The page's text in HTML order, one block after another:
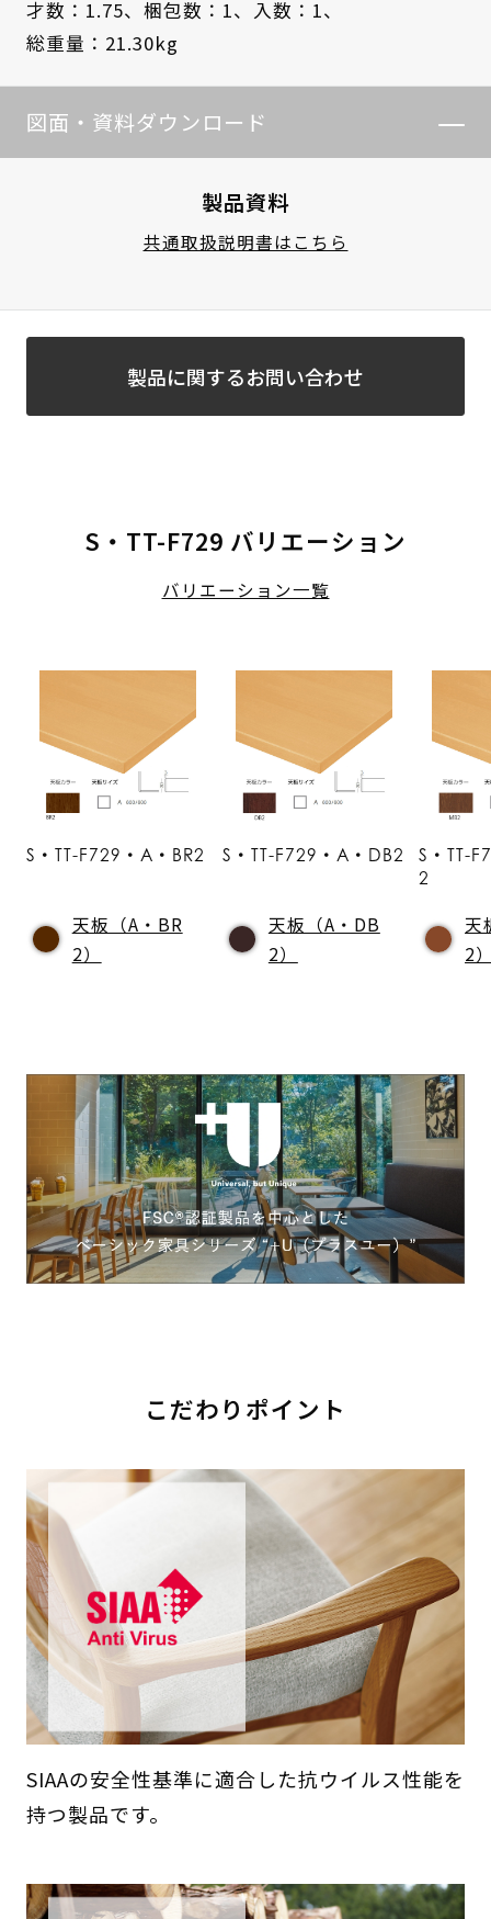
才数：1.75、 梱包数：1、
入数：1、
総重量：21.30kg
図面・資料ダウンロード
製品資料
共通取扱説明書はこちら
製品に関するお問い合わせ
S・TT-F729 バリエーション
バリエーション一覧
S・TT-F729・A・BR2
天板（A・BR
2）
S・TT-F729・A・DB2
天板（A・DB
2）
S・TT-
2
天
2
こだわりポイント
SIAAの安全性基準に適合した抗ウイルス性能を
持つ製品です。